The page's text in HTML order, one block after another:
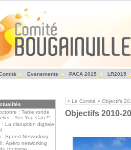
Evenements PACA 2015 LR2015
: Table ronde
: Yes You Can !"
: La disruption digitale
: Speed Networking
: Apéro networking
tourisme
> Le Comité > Objectifs
Objectifs 2010-